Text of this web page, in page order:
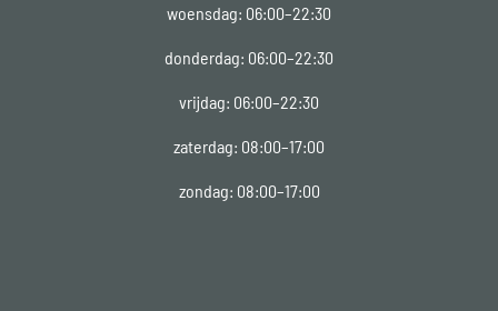
woensdag: 06:00–22:30
donderdag: 06:00–22:30
vrijdag: 06:00–22:30
zaterdag: 08:00–17:00
zondag: 08:00–17:00